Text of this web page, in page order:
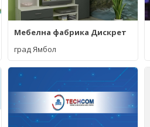
Мебелна фабрика Дискрет
град Ямбол